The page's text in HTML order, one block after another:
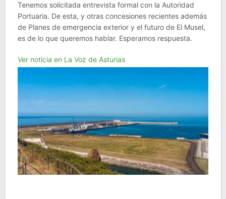
Tenemos solicitada entrevista formal con la Autoridad
Portuaria. De esta, y otras concesiones recientes además
de Planes de emergencia exterior y el futuro de El Musel,
es de lo que queremos hablar. Esperamos respuesta.
Ver noticia en La Voz de Asturias